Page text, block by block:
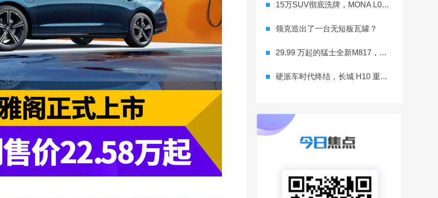
15万SUV彻底洗牌，MONA L03直接降维打击
领克造出了一台无短板瓦罐？
29.99 万起的猛士全新M817，从此越野不靠老司机
硬派车时代终结，长城 H10 重新洗牌